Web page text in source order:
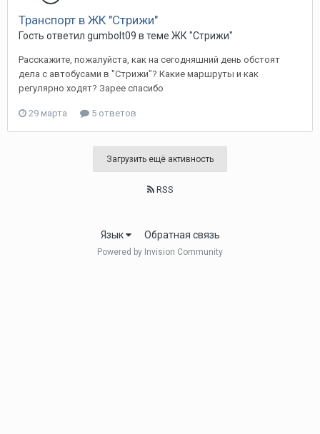
Транспорт в ЖК "Стрижи"
Гость ответил gumbolt09 в теме ЖК "Стрижи"
Расскажите, пожалуйста, как на сегодняшний день обстоят
дела с автобусами в "Стрижи"? Какие маршруты и как
регулярно ходят? Зарее спасибо
29 марта 5 ответов
Загрузить ещё активность
RSS
Язык Обратная связь
Powered by Invision Community